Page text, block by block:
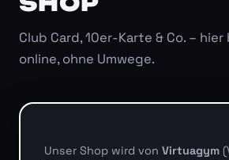
Club Card, 10er-Karte & Co. –
online, ohne Umwege.
Unser Shop wird von Virtuagym